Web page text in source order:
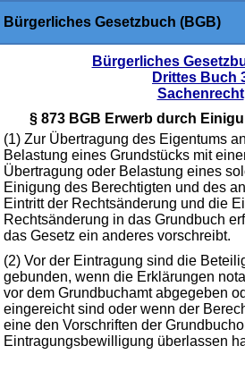
Bürgerliches Gesetzbuch (BGB)
Bürgerliches
Drittes Buch
Sachenrecht
§ 873 BGB Erwerb durch
(1) Zur Übertragung des Eigentums
Belastung eines Grundstücks mit
Übertragung oder Belastung eines
Einigung des Berechtigten und des
Eintritt der Rechtsänderung und die
Rechtsänderung in das Grundbuch
das Gesetz ein anderes vorschreibt.
(2) Vor der Eintragung sind die
gebunden, wenn die Erklärungen
vor dem Grundbuchamt abgegeben
eingereicht sind oder wenn der
eine den Vorschriften der
Eintragungsbewilligung überlassen